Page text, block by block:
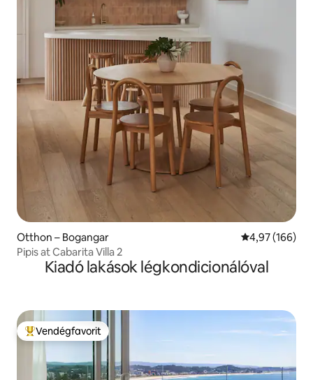
Otthon – Bogangar Átlagos
4,97 (166)
Pipis at Cabarita Villa 2
Kiadó lakások légkondicionálóval
Kiemelt vendégfavorit
Vendégfavorit